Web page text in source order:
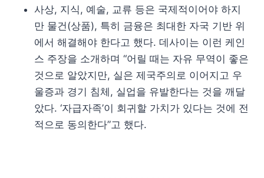
사상, 지식, 예술, 교류 등은 국제적이어야 하지
만 물건(상품), 특히 금융은 최대한 자국 기반 위
에서 해결해야 한다고 했다. 데사이는 이런 케인
스 주장을 소개하며 “어릴 때는 자유 무역이 좋은
것으로 알았지만, 실은 제국주의로 이어지고 우
울증과 경기 침체, 실업을 유발한다는 것을 깨달
았다. ‘자급자족’이 회귀할 가치가 있다는 것에 전
적으로 동의한다”고 했다.